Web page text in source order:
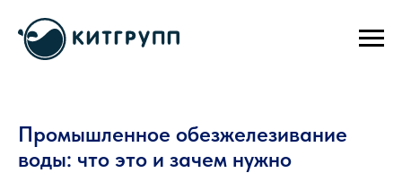
Промышленное обезжелезивание
воды: что это и зачем нужно